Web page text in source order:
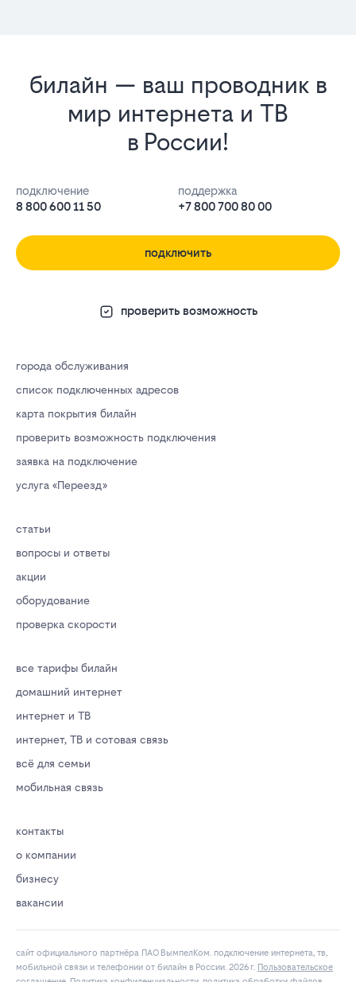
билайн — ваш проводник в
мир интернета и ТВ
в России!
подключение
8 800 600 11 50
поддержка
+7 800 700 80 00
подключить
проверить возможность
города обслуживания
список подключенных адресов
карта покрытия билайн
проверить возможность подключения
заявка на подключение
услуга «Переезд»
статьи
вопросы и ответы
акции
оборудование
проверка скорости
все тарифы билайн
домашний интернет
интернет и ТВ
интернет, ТВ и сотовая связь
всё для семьи
мобильная связь
контакты
о компании
бизнесу
вакансии
сайт официального партнёра ПАО ВымпелКом. подключение интернета, тв,
мобильной связи и телефонии от билайн в России. 2026 г. Пользовательское